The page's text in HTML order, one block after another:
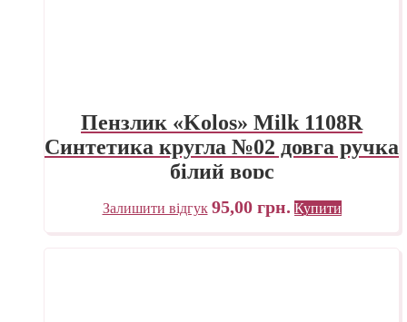
Пензлик «Kolos» Milk 1108R
Синтетика кругла №02 довга ручка
білий ворс
Залишити відгук 95,00 грн. Купити